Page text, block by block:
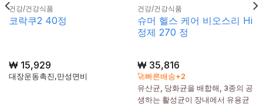
건강/건강식품
코락쿠2 40정
₩15,929
대장운동촉진,만성면비
건강/건강식품
슈머 헬스 케어 비오스리 Hi
정제 270 정
₩35,816
🚀빠른배송+2
유산균, 당화균을 배합해, 3종의 공
생하는 활성균이 장내에서 유용균